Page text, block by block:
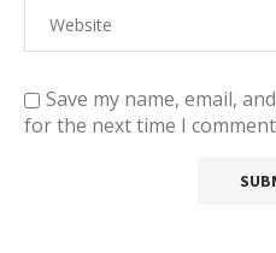
Save my name, email,
for the next time I